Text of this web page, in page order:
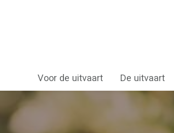
Voor de uitvaart De uitvaart